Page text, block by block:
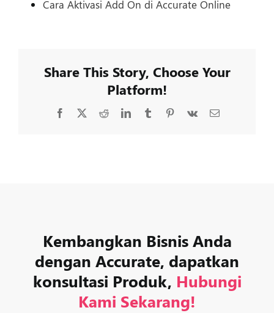
Cara Aktivasi Add On di Accurate Online
Share This Story, Choose Your
Platform!
Facebook
X RedditLinkedInTumblrPinterest
Vk Email
Kembangkan Bisnis Anda
dengan Accurate, dapatkan
konsultasi Produk, Hubungi
Kami Sekarang!